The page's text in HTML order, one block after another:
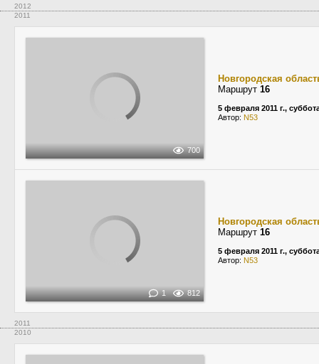
2012
2011
700
Новгородская
Маршрут 16
5 февраля 2011 г.,
Автор: N53
1 812
Новгородская
Маршрут 16
5 февраля 2011 г.,
Автор: N53
2011
2010